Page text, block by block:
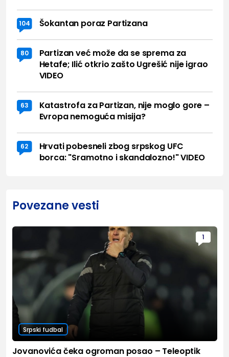
104 Šokantan poraz Partizana
80
Partizan već može da se sprema za
Hetafe; Ilić otkrio zašto Ugrešić nije igrao
VIDEO
63
Katastrofa za Partizan, nije moglo gore –
Evropa nemoguća misija?
62
Hrvati pobesneli zbog srpskog UFC
borca: "Sramotno i skandalozno!" VIDEO
Povezane vesti
1
Srpski fudbal
Jovanovića čeka ogroman posao – Teleoptik